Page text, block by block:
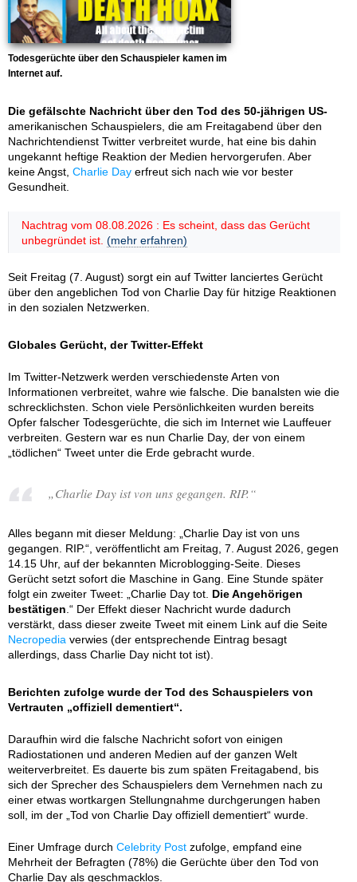
Todesgerüchte über den Schauspieler kamen im
Internet auf.
Die gefälschte Nachricht über den Tod des 50-jährigen US-
amerikanischen Schauspielers, die am Freitagabend über den
Nachrichtendienst Twitter verbreitet wurde, hat eine bis dahin
ungekannt heftige Reaktion der Medien hervorgerufen. Aber
keine Angst, Charlie Day erfreut sich nach wie vor bester
Gesundheit.
Nachtrag vom 08.08.2026 : Es scheint, dass das Gerücht
unbegründet ist. (mehr erfahren)
Seit Freitag (7. August) sorgt ein auf Twitter lanciertes Gerücht
über den angeblichen Tod von Charlie Day für hitzige Reaktionen
in den sozialen Netzwerken.
Globales Gerücht, der Twitter-Effekt
Im Twitter-Netzwerk werden verschiedenste Arten von
Informationen verbreitet, wahre wie falsche. Die banalsten wie die
schrecklichsten. Schon viele Persönlichkeiten wurden bereits
Opfer falscher Todesgerüchte, die sich im Internet wie Lauffeuer
verbreiten. Gestern war es nun Charlie Day, der von einem
„tödlichen“ Tweet unter die Erde gebracht wurde.
„Charlie Day ist von uns gegangen. RIP.“
Alles begann mit dieser Meldung: „Charlie Day ist von uns
gegangen. RIP.“, veröffentlicht am Freitag, 7. August 2026, gegen
14.15 Uhr, auf der bekannten Microblogging-Seite. Dieses
Gerücht setzt sofort die Maschine in Gang. Eine Stunde später
folgt ein zweiter Tweet: „Charlie Day tot. Die Angehörigen
bestätigen .“ Der Effekt dieser Nachricht wurde dadurch
verstärkt, dass dieser zweite Tweet mit einem Link auf die Seite
Necropedia verwies (der entsprechende Eintrag besagt
allerdings, dass Charlie Day nicht tot ist).
Berichten zufolge wurde der Tod des Schauspielers von
Vertrauten „offiziell dementiert“.
Daraufhin wird die falsche Nachricht sofort von einigen
Radiostationen und anderen Medien auf der ganzen Welt
weiterverbreitet. Es dauerte bis zum späten Freitagabend, bis
sich der Sprecher des Schauspielers dem Vernehmen nach zu
einer etwas wortkargen Stellungnahme durchgerungen haben
soll, im der „Tod von Charlie Day offiziell dementiert“ wurde.
Einer Umfrage durch Celebrity Post zufolge, empfand eine
Mehrheit der Befragten (78%) die Gerüchte über den Tod von
Charlie Day als geschmacklos.